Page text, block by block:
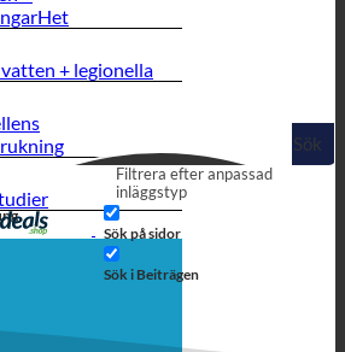
Sök
Filtrera efter anpassad
inläggstyp
Sök på sidor
Sök i Beiträgen
+ legionella